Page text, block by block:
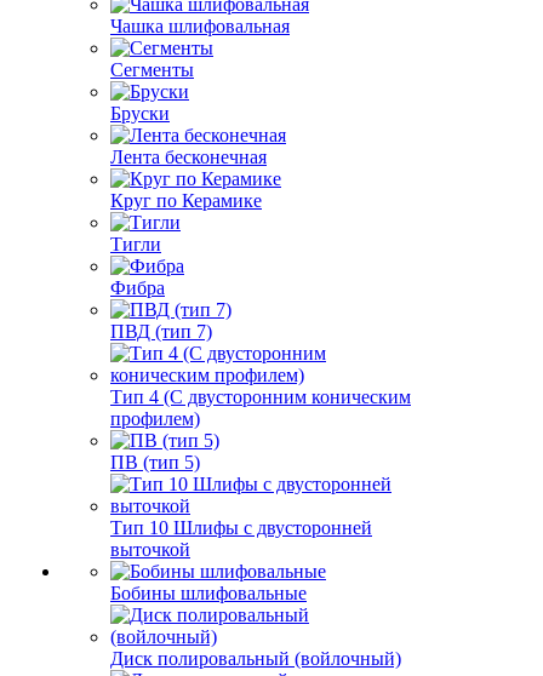
Чашка шлифовальная
Сегменты
Бруски
Лента бесконечная
Круг по Керамике
Тигли
Фибра
ПВД (тип 7)
Тип 4 (С двусторонним коническим
профилем)
ПВ (тип 5)
Тип 10 Шлифы с двусторонней
выточкой
Бобины шлифовальные
Диск полировальный (войлочный)